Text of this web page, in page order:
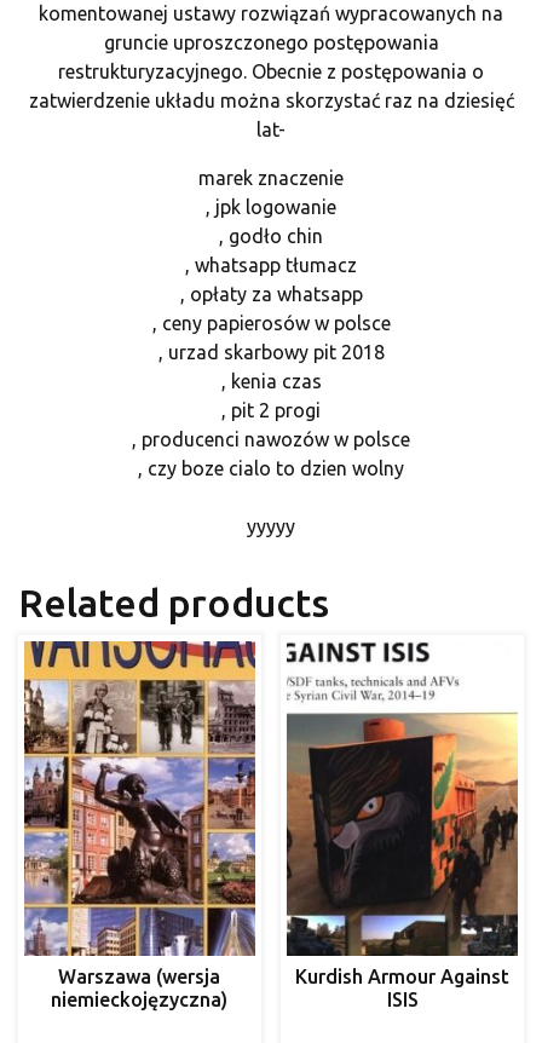
komentowanej ustawy rozwiązań wypracowanych na
gruncie uproszczonego postępowania
restrukturyzacyjnego. Obecnie z postępowania o
zatwierdzenie układu można skorzystać raz na dziesięć
lat-
marek znaczenie
, jpk logowanie
, godło chin
, whatsapp tłumacz
, opłaty za whatsapp
, ceny papierosów w polsce
, urzad skarbowy pit 2018
, kenia czas
, pit 2 progi
, producenci nawozów w polsce
, czy boze cialo to dzien wolny
yyyyy
Related products
Warszawa (wersja
niemieckojęzyczna)
Kurdish Armour Against
ISIS